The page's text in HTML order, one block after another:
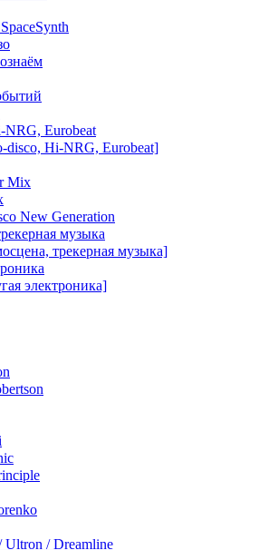
Eurobeat
Hi-NRG, Eurobeat]
Mix
New Generation
музыка
трекерная музыка]
электроника]
/ Dreamline